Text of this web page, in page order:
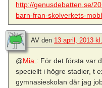
http://genusdebatten.se/
barn-fran-skolverkets-
AV den 13 april, 2013
@Mia.: För det första var
speciellt i högre stadier, t
gymnasieskolan där jag